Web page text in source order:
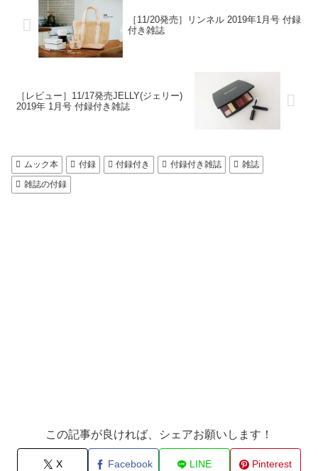
［11/20発売］リンネル 2019年1月号 付録
付き雑誌
［レビュー］11/17発売JELLY(ジェリー)
2019年 1月号 付録付き雑誌
ムック本 付録 付録付き 付録付き雑誌
雑誌
雑誌の付録
この記事が良ければ、シェアお願いします！
X Facebook LINE Pinterest